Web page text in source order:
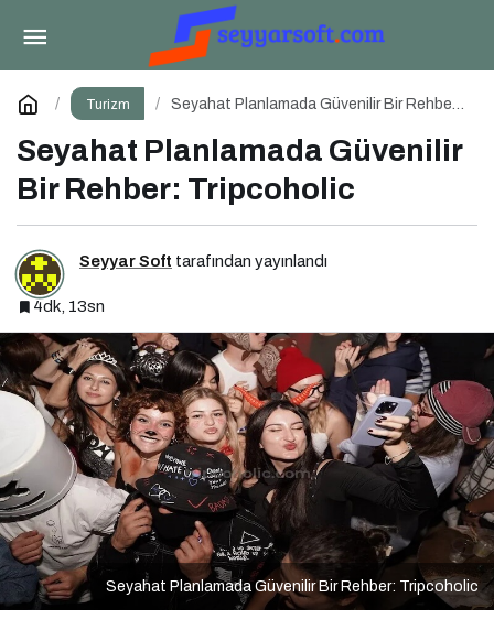
Turizm
Seyahat Planlamada Güvenilir Bir Rehber:
Seyahat Planlamada Güvenilir
Bir Rehber: Tripcoholic
Seyyar Soft tarafından yayınlandı
4dk, 13sn
Seyahat Planlamada Güvenilir Bir Rehber: Tripcoholic
Antalya’dan Bavyera’nın Kalbine Yeni Kapı
Yorum Yap